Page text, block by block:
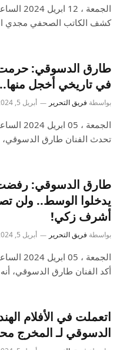
كشف الكاتب الصحفي مجدي
طارق الدسوقي:
في تاريخي أخجل منها..
بواسطة فريق التحرير أبريل 5, 2024
تحدث الفنان طارق الدسوقي،
طارق الدسوقي:
يدخلوا الوسط.. ولن
أشرف زكي!
بواسطة فريق التحرير أبريل 5, 2024
أكد الفنان طارق الدسوقي،
اتعملت في الأفلام
الدسوقي لـ المخرج